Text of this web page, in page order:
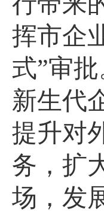
挥市企
式”审
新生代
提升对
务，扩
场，发